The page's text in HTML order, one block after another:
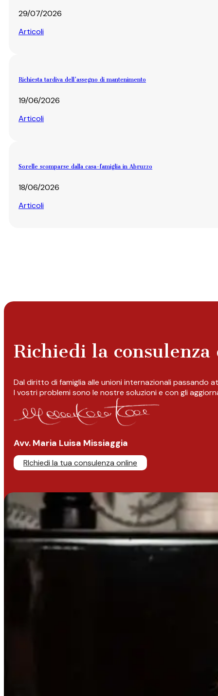
29/07/2026
Articoli
Richiesta tardiva dell’assegno di mantenimento
19/06/2026
Articoli
Sorelle scomparse dalla casa-famiglia in Abruzzo
18/06/2026
Articoli
Richiedi la
Dal diritto di famiglia alle unioni internazionali passando
I vostri problemi sono le nostre soluzioni e con gli
Avv. Maria Luisa Missiaggia
RIchiedi la tua consulenza online